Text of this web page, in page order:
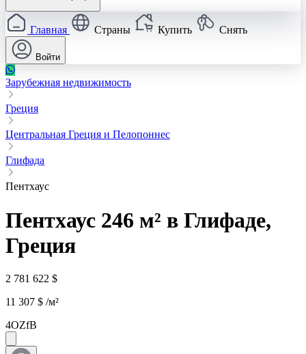
Главная Страны Купить Снять
Войти
Зарубежная недвижимость
Греция
Центральная Греция и Пелопоннес
Глифада
Пентхаус
Пентхаус 246 м² в Глифаде,
Греция
2 781 622 $
11 307 $ /м²
4OZfB